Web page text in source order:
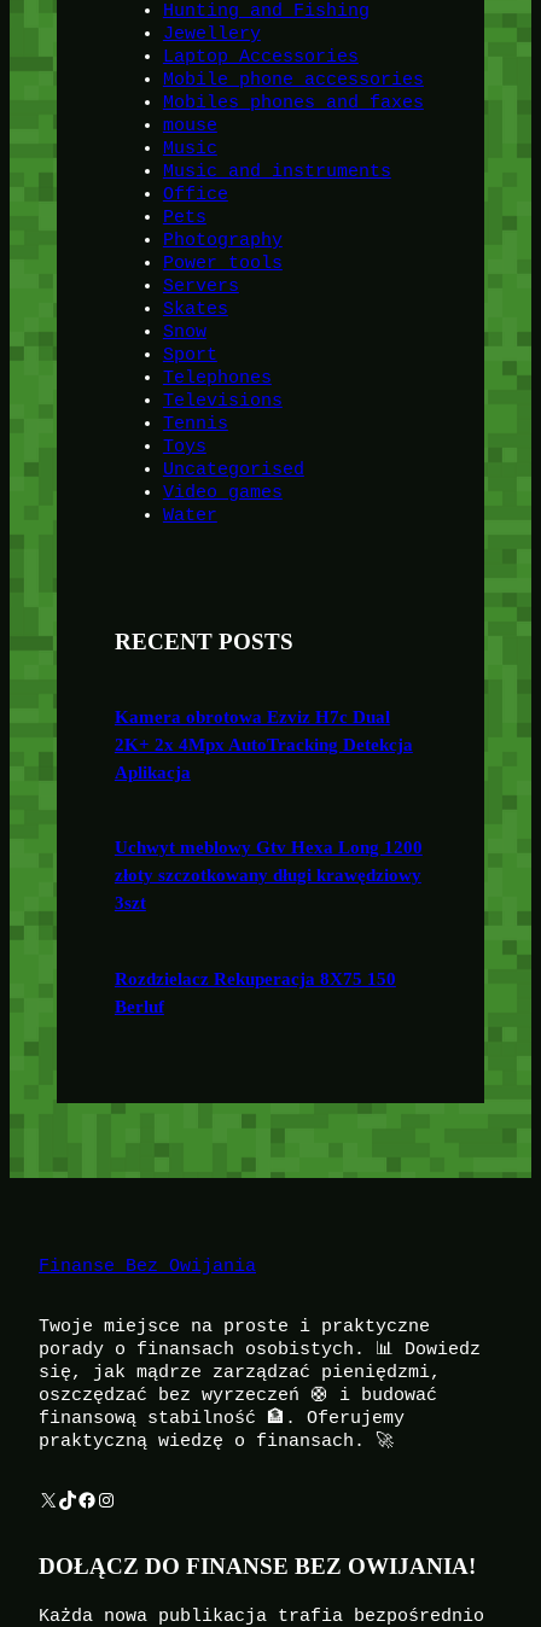
Hunting and Fishing
Jewellery
Laptop Accessories
Mobile phone accessories
Mobiles phones and faxes
mouse
Music
Music and instruments
Office
Pets
Photography
Power tools
Servers
Skates
Snow
Sport
Telephones
Televisions
Tennis
Toys
Uncategorised
Video games
Water
RECENT POSTS
Kamera obrotowa Ezviz H7c Dual
2K+ 2x 4Mpx AutoTracking Detekcja
Aplikacja
Uchwyt meblowy Gtv Hexa Long 1200
złoty szczotkowany długi krawędziowy
3szt
Rozdzielacz Rekuperacja 8X75 150
Berluf
Finanse Bez Owijania
Twoje miejsce na proste i praktyczne
porady o finansach osobistych. 📊 Dowiedz
się, jak mądrze zarządzać pieniędzmi,
oszczędzać bez wyrzeczeń 🛟 i budować
finansową stabilność 🏦. Oferujemy
praktyczną wiedzę o finansach. 🚀
X TikTok Facebook Instagram
DOŁĄCZ DO FINANSE BEZ OWIJANIA!
Każda nowa publikacja trafia bezpośrednio